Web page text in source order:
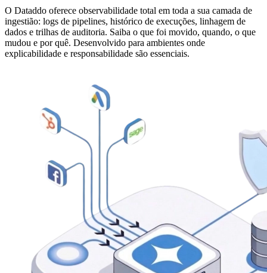
O Dataddo oferece observabilidade total em toda a sua camada de
ingestião: logs de pipelines, histórico de execuções, linhagem de
dados e trilhas de auditoria. Saiba o que foi movido, quando, o que
mudou e por quê. Desenvolvido para ambientes onde
explicabilidade e responsabilidade são essenciais.